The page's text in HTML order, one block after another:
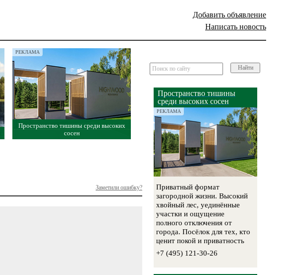
Добавить объявление
Написать новость
РЕКЛАМА
Пространство тишины среди высоких
сосен
Заметили ошибку?
Найти
Пространство тишины
среди высоких сосен
РЕКЛАМА
Приватный формат
загородной жизни. Высокий
хвойный лес, уединённые
участки и ощущение
полного отключения от
города. Посёлок для тех, кто
ценит покой и приватность
+7 (495) 121-30-26